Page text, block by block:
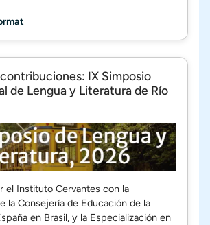
IX Simposio
de Lengua y Literatura de Río
el Instituto Cervantes con la
la Consejería de Educación de la
en Brasil, y la Especialización en